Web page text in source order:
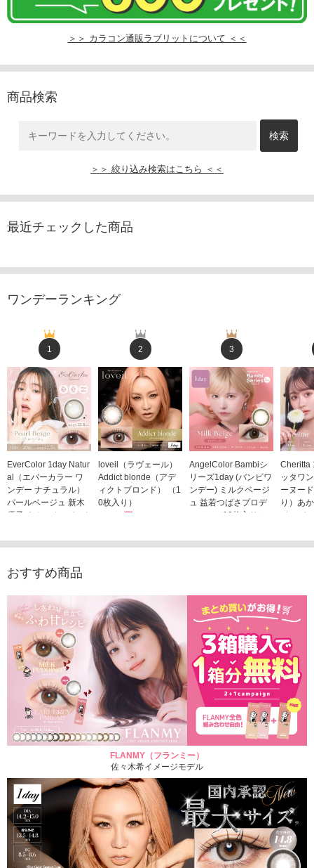
＞＞ カラコン通販ラブリットについて ＜＜
商品検索
＞＞ 絞り込み検索はこちら ＜＜
最近チェックした商品
ワンデーランキング
1
EverColor 1day Natur
al（エバーカラー ワ
ンデー ナチュラル）
パールベージュ 新木
優子イメージモデルカ
2,598円(税込)
2
loveil（ラヴェール）
Addict blonde（アデ
ィクトブロンド） （1
0枚入り）
1,760円
3
AngelColor Bambiシ
リーズ1day (バンビワ
ンデー) ミルクベージ
ュ 益若つばさプロデ
ュース（10枚入り）
Cheritta
ッタワ
ーヌー
り）あ
ジモデル
おすすめ商品
FLANMY（フランミー）
佐々木希イメージモデル